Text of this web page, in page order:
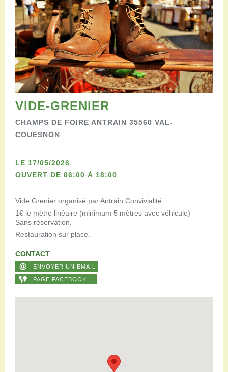
Aires de camping-car
Salles de réception
Aires de pique-nique
Randonner
Randonnées pédestres
Randonnées vélo
Randonnées VTT
Randonnées équestres
Tourisme accessible
Venir en groupe
VIDE-GRENIER
CHAMPS DE FOIRE ANTRAIN 35560 VAL-
COUESNON
LE 17/05/2026
OUVERT DE 06:00 À 18:00
Vide Grenier organisé par Antrain Convivialité.
1€ le mètre linéaire (minimum 5 mètres avec véhicule) –
Sans réservation.
Restauration sur place.
CONTACT
ENVOYER UN EMAIL
PAGE FACEBOOK